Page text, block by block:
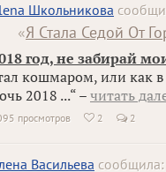
Школьникова
«Я Стала Седой От
год, не забирай
кошмаром, или как
2018 ...“ – читать
просмотров  2 2
Васильева сообщила: